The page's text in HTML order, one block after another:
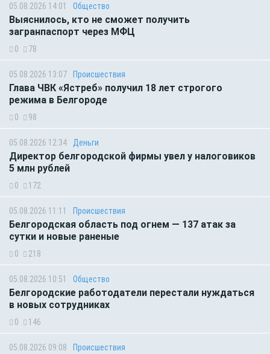
05.08.2026 14:01 Общество
Выяснилось, кто не сможет получить
загранпаспорт через МФЦ
0 78
05.08.2026 13:07 Происшествия
Глава ЧВК «Ястреб» получил 18 лет строгого
режима в Белгороде
0 98
05.08.2026 12:34 Деньги
Директор белгородской фирмы увел у налоговиков
5 млн рублей
0 172
05.08.2026 11:11 Происшествия
Белгородская область под огнем — 137 атак за
сутки и новые раненые
0 218
05.08.2026 10:51 Общество
Белгородские работодатели перестали нуждаться
в новых сотрудниках
0 146
05.08.2026 09:08 Происшествия